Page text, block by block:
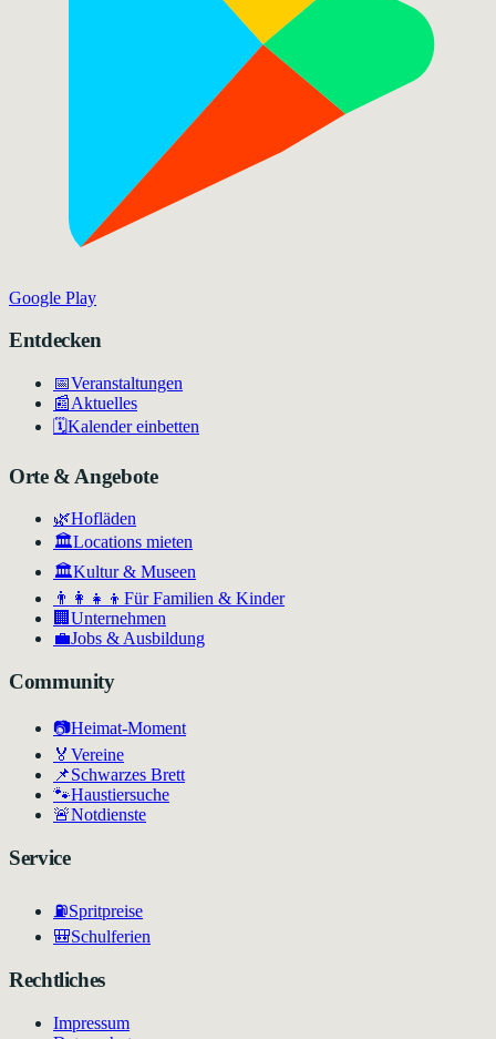
Google Play
Entdecken
📅Veranstaltungen
📰Aktuelles
🗓️Kalender einbetten
Orte & Angebote
🌿Hofläden
🏛️Locations mieten
🏛Kultur & Museen
👨‍👩‍👧‍👦 Für Familien & Kinder
🏢 Unternehmen
💼Jobs & Ausbildung
Community
📷Heimat-Moment
🏅 Vereine
📌Schwarzes Brett
🐾Haustiersuche
🚨Notdienste
Service
⛽Spritpreise
🎒Schulferien
Rechtliches
Impressum